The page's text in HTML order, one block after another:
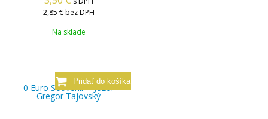
2,85 € bez DPH
Na sklade
0 Euro Souvenir – Jozef
Gregor Tajovský